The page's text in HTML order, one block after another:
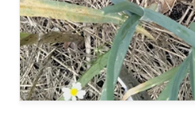
Ouvrir